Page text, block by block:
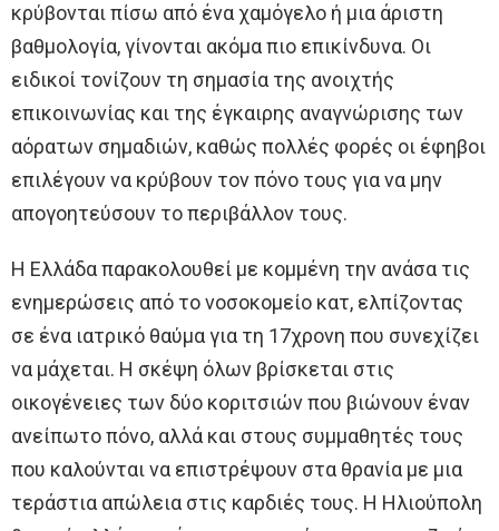
κρύβονται πίσω από ένα χαμόγελο ή μια άριστη
βαθμολογία, γίνονται ακόμα πιο επικίνδυνα. Οι
ειδικοί τονίζουν τη σημασία της ανοιχτής
επικοινωνίας και της έγκαιρης αναγνώρισης των
αόρατων σημαδιών, καθώς πολλές φορές οι έφηβοι
επιλέγουν να κρύβουν τον πόνο τους για να μην
απογοητεύσουν το περιβάλλον τους.
Η Ελλάδα παρακολουθεί με κομμένη την ανάσα τις
ενημερώσεις από το νοσοκομείο κατ, ελπίζοντας
σε ένα ιατρικό θαύμα για τη 17χρονη που συνεχίζει
να μάχεται. Η σκέψη όλων βρίσκεται στις
οικογένειες των δύο κοριτσιών που βιώνουν έναν
ανείπωτο πόνο, αλλά και στους συμμαθητές τους
που καλούνται να επιστρέψουν στα θρανία με μια
τεράστια απώλεια στις καρδιές τους. Η Ηλιούπολη